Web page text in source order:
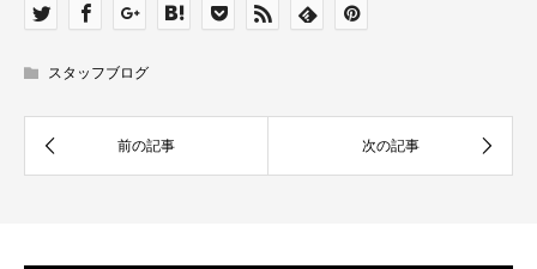
スタッフブログ